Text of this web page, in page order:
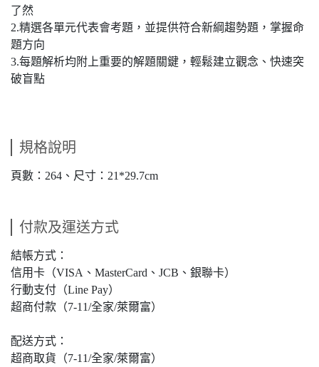
了然
2.精選各單元代表會考題，並提供符合新綱趨勢題，掌握命
題方向
3.每題解析均附上重要的解題關鍵，輕鬆建立觀念、快速突
破盲點
規格說明
頁數：264、尺寸：21*29.7cm
付款及運送方式
結帳方式：
信用卡（VISA、MasterCard、JCB、銀聯卡）
行動支付（Line Pay）
超商付款（7-11/全家/萊爾富）
配送方式：
超商取貨（7-11/全家/萊爾富）